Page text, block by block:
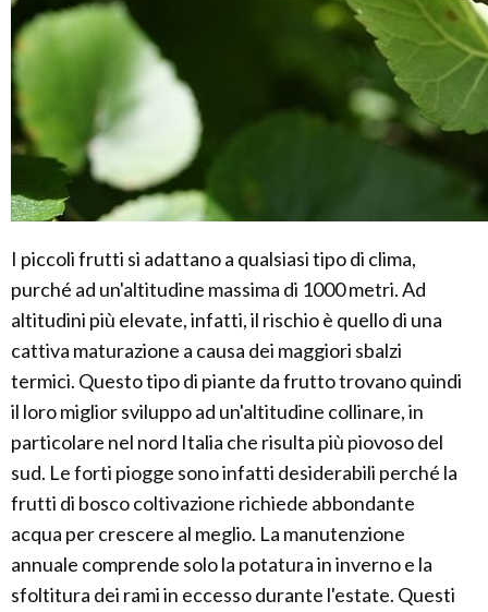
I piccoli frutti si adattano a qualsiasi tipo di clima,
purché ad un'altitudine massima di 1000 metri. Ad
altitudini più elevate, infatti, il rischio è quello di una
cattiva maturazione a causa dei maggiori sbalzi
termici. Questo tipo di piante da frutto trovano quindi
il loro miglior sviluppo ad un'altitudine collinare, in
particolare nel nord Italia che risulta più piovoso del
sud. Le forti piogge sono infatti desiderabili perché la
frutti di bosco coltivazione richiede abbondante
acqua per crescere al meglio. La manutenzione
annuale comprende solo la potatura in inverno e la
sfoltitura dei rami in eccesso durante l'estate. Questi